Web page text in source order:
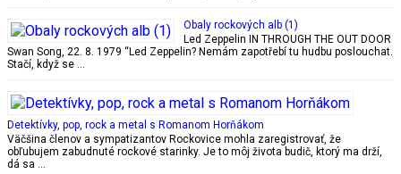
Obaly rockových alb (1)
Led Zeppelin IN THROUGH THE OUT DOOR
Swan Song, 22. 8. 1979 “Led Zeppelin? Nemám zapotřebí tu hudbu poslouchat.
Stačí, když se …
Detektívky, pop, rock a metal s Romanom Horňákom
Väčšina členov a sympatizantov Rockovice mohla zaregistrovať, že
obľubujem zabudnuté rockové starinky. Je to môj života budič, ktorý ma drží,
dá sa …